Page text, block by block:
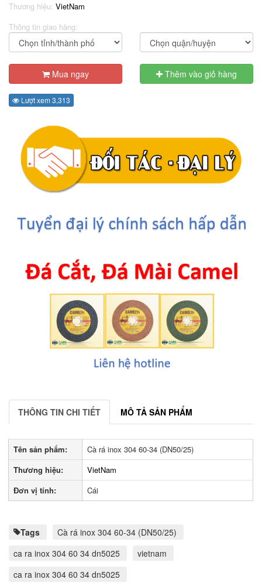
Thương hiệu: VietNam
Thông tin giao hàng:
Mua ngay Thêm vào giỏ hàng
Lượt xem 3,313
THÔNG TIN CHI TIẾT MÔ TẢ SẢN PHẨM
Tên sản phẩm:
Cà rá inox 304 60-34 (DN50/25)
Thương hiệu:
VietNam
Đơn vị tính:
Cái
Tags
Cà rá inox 304 60-34 (DN50/25)
ca ra inox 304 60 34 dn5025
vietnam
ca ra inox 304 60 34 dn5025